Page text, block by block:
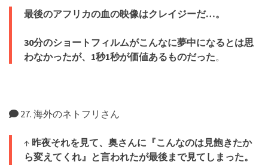
最後のアフリカの血の映像はクレイジーだ…。
30分のショートフィルムがこんなに夢中になるとは思
わなかったが、1秒1秒が価値あるものだった。
27. 海外のネトフリさん
↑ 昨夜それを見て、奥さんに『こんなのは見飽きたか
ら変えてくれ』と言われたが最後まで見てしまった。